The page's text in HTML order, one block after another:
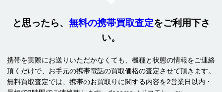
と思ったら、 無料の携帯買取査定をご利用下さ
い。
携帯を実際にお送りいただかなくても、機種と状態の情報をご連絡
頂くだけで、お手元の携帯電話の買取価格の査定させて頂きます。
無料買取査定では、携帯のお買取りに関する内容を2営業日以内・